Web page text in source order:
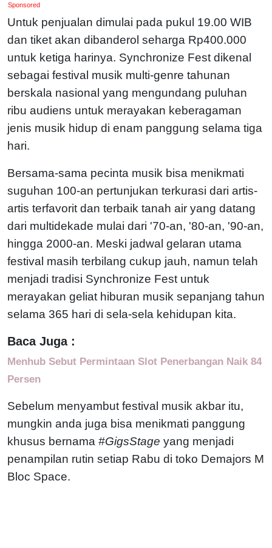
Sponsored
Untuk penjualan dimulai pada pukul 19.00 WIB
dan tiket akan dibanderol seharga Rp400.000
untuk ketiga harinya. Synchronize Fest dikenal
sebagai festival musik multi-genre tahunan
berskala nasional yang mengundang puluhan
ribu audiens untuk merayakan keberagaman
jenis musik hidup di enam panggung selama tiga
hari.
Bersama-sama pecinta musik bisa menikmati
suguhan 100-an pertunjukan terkurasi dari artis-
artis terfavorit dan terbaik tanah air yang datang
dari multidekade mulai dari '70-an, '80-an, '90-an,
hingga 2000-an. Meski jadwal gelaran utama
festival masih terbilang cukup jauh, namun telah
menjadi tradisi Synchronize Fest untuk
merayakan geliat hiburan musik sepanjang tahun
selama 365 hari di sela-sela kehidupan kita.
Baca Juga :
Menhub Sebut Permintaan Slot Penerbangan Naik 84
Persen
Sebelum menyambut festival musik akbar itu,
mungkin anda juga bisa menikmati panggung
khusus bernama #GigsStage yang menjadi
penampilan rutin setiap Rabu di toko Demajors M
Bloc Space.